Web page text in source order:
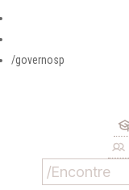
/governosp